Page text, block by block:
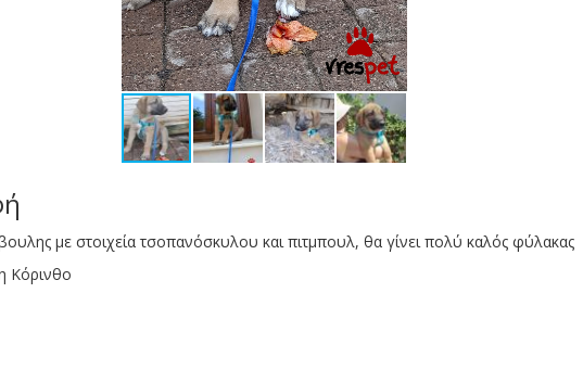
με στοιχεία τσοπανόσκυλου και πιτμπουλ, θα γίνει πολύ καλός φύλακας
Κόρινθο